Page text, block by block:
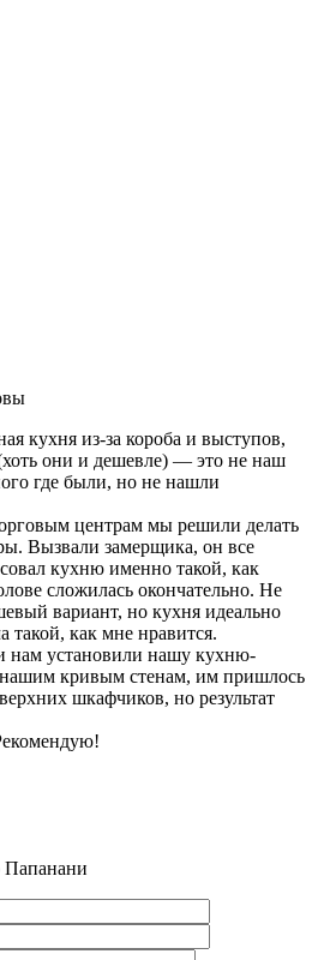
кухня из-за короба и выступов,
они и дешевле) — это не наш
где были, но не нашли
центрам мы решили делать
Вызвали замерщика, он все
кухню именно такой, как
сложилась окончательно. Не
вариант, но кухня идеально
такой, как мне нравится.
нам установили нашу кухню-
нашим кривым стенам, им пришлось
шкафчиков, но результат
Папанани